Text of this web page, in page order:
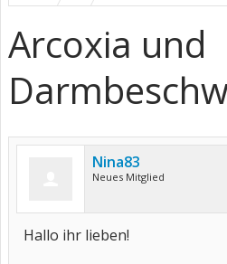
Arcoxia und
Nina83
Neues Mitglied
Hallo ihr lieben!